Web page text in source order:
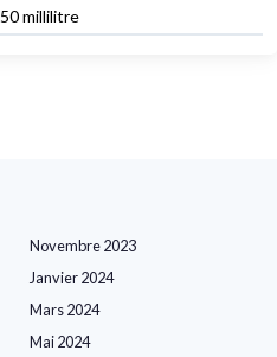
50 millilitre
Novembre 2023
Janvier 2024
Mars 2024
Mai 2024